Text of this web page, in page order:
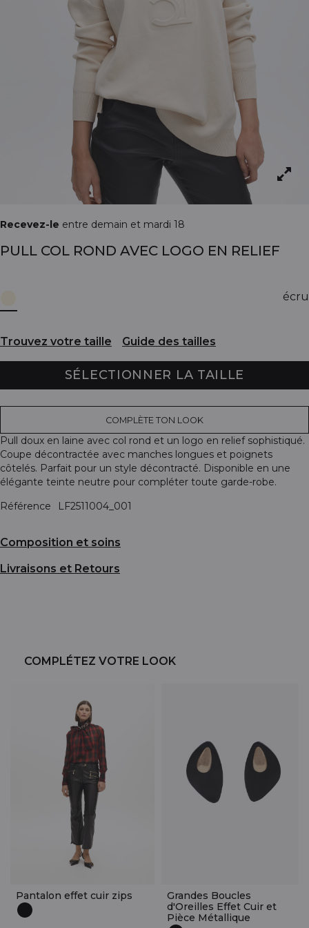
Recevez-le entre demain et mardi 18
PULL COL ROND AVEC LOGO EN RELIEF
écru
Trouvez votre taille Guide des tailles
SÉLECTIONNER LA TAILLE
COMPLÈTE TON LOOK
Pull doux en laine avec col rond et un logo en relief sophistiqué.
Coupe décontractée avec manches longues et poignets
côtelés. Parfait pour un style décontracté. Disponible en une
élégante teinte neutre pour compléter toute garde-robe.
Référence
LF2511004_001
Composition et soins
Livraisons et Retours
COMPLÉTEZ VOTRE LOOK
Pantalon effet cuir zips
Grandes Boucles
d'Oreilles Effet Cuir et
Pièce Métallique